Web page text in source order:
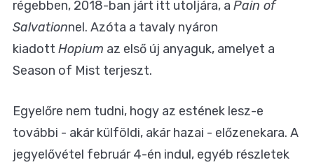
régebben, 2018-ban járt itt utoljára, a Pain of
Salvationnel. Azóta a tavaly nyáron
kiadott Hopium az első új anyaguk, amelyet a
Season of Mist terjeszt.
Egyelőre nem tudni, hogy az estének lesz-e
további - akár külföldi, akár hazai - előzenekara. A
jegyelővétel február 4-én indul, egyéb részletek